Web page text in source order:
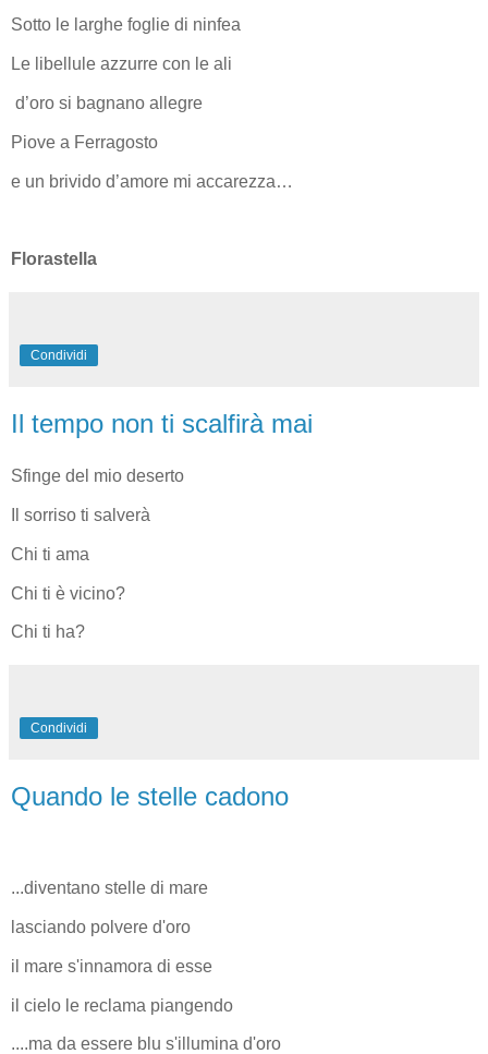
Sotto le larghe foglie di ninfea
Le libellule azzurre con le ali
d’oro si bagnano allegre
Piove a Ferragosto
e un brivido d’amore mi accarezza…
Florastella
Condividi
Il tempo non ti scalfirà mai
Sfinge del mio deserto
Il sorriso ti salverà
Chi ti ama
Chi ti è vicino?
Chi ti ha?
Condividi
Quando le stelle cadono
...diventano stelle di mare
lasciando polvere d'oro
il mare s'innamora di esse
il cielo le reclama piangendo
....ma da essere blu s'illumina d'oro